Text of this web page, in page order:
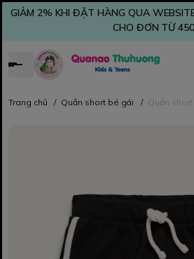
GIẢM 2% KHI ĐẶT HÀNG QUA
CHO ĐƠN TỪ
Trang chủ / Quần short bé gái / Quần